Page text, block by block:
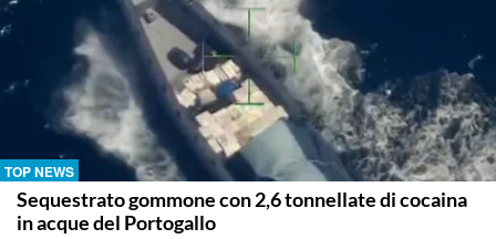
TOP NEWS
Sequestrato gommone con 2,6 tonnellate di cocaina
in acque del Portogallo